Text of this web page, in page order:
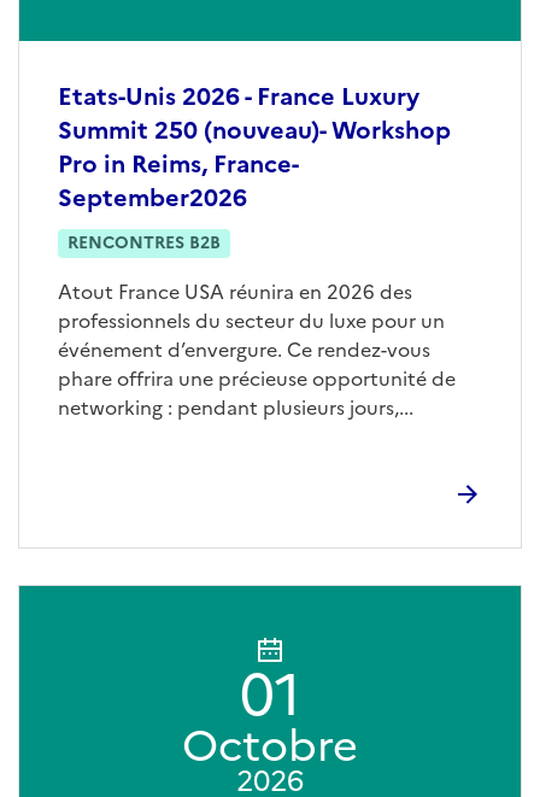
Etats-Unis 2026 - France Luxury
Summit 250 (nouveau)- Workshop
Pro in Reims, France-
September2026
RENCONTRES B2B
Atout France USA réunira en 2026 des
professionnels du secteur du luxe pour un
événement d’envergure. Ce rendez-vous
phare offrira une précieuse opportunité de
networking : pendant plusieurs jours,...
01
Octobre
2026